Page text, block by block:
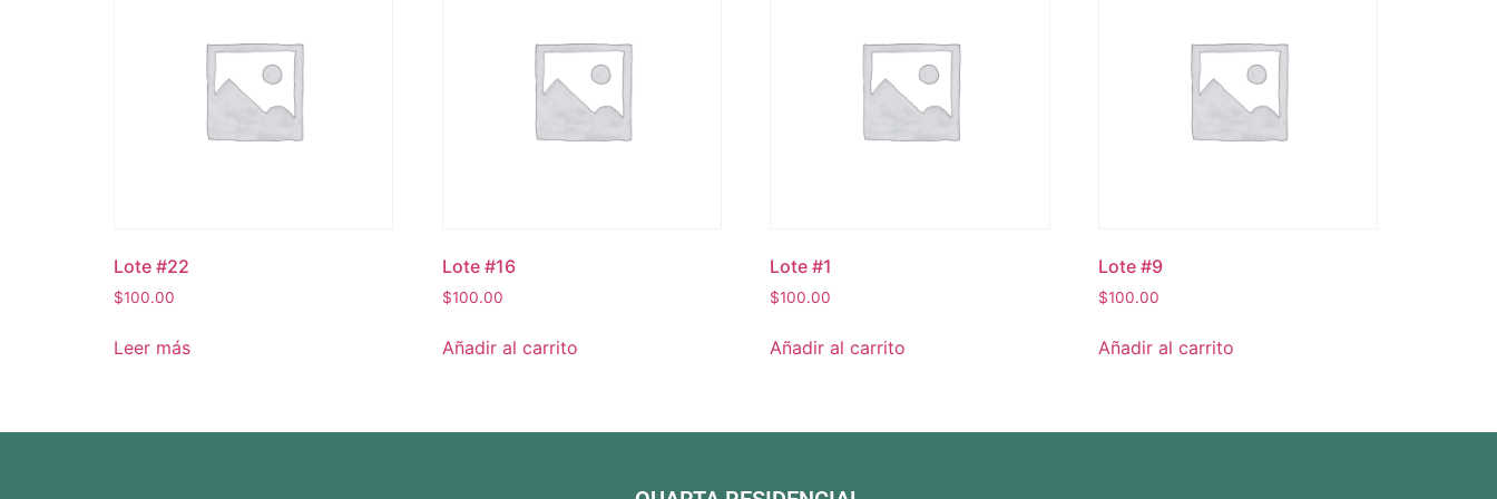
Lote #22
$100.00
Leer más
Lote #16
$100.00
Añadir al carrito
Lote #1
$100.00
Añadir al carrito
Lote #9
$100.00
Añadir al carrito